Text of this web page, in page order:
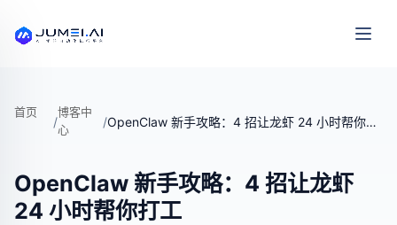
首页
/
博客中
心
/ OpenClaw 新手攻略：4 招让龙虾 24 小时帮你打工
OpenClaw 新手攻略：4 招让龙虾
24 小时帮你打工